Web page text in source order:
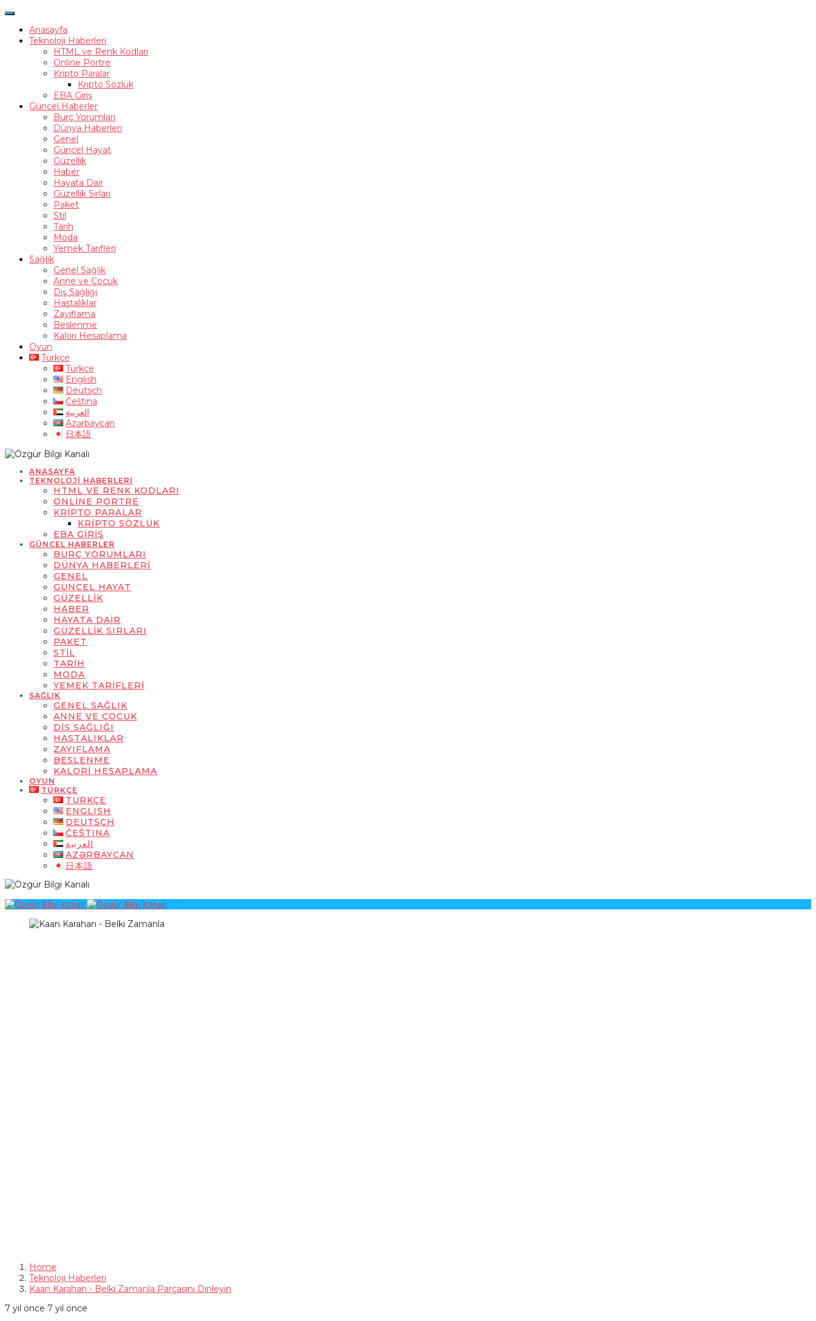
Anasayfa
Teknoloji Haberleri
HTML ve Renk Kodları
Online Portre
Kripto Paralar
Kripto Sözlük
EBA Giriş
Güncel Haberler
Burç Yorumları
Dünya Haberleri
Genel
Güncel Hayat
Güzellik
Haber
Hayata Dair
Güzellik Sırları
Paket
Stil
Tarih
Moda
Yemek Tarifleri
Sağlık
Genel Sağlık
Anne ve Çocuk
Diş Sağlığı
Hastalıklar
Zayıflama
Beslenme
Kalori Hesaplama
Oyun
Türkçe
Türkçe
English
Deutsch
Čeština
العربية
Azərbaycan
日本語
ANASAYFA
TEKNOLOJI HABERLERI
HTML VE RENK KODLARI
ONLINE PORTRE
KRIPTO PARALAR
KRIPTO SÖZLÜK
EBA GIRIŞ
GÜNCEL HABERLER
BURÇ YORUMLARI
DÜNYA HABERLERI
GENEL
GÜNCEL HAYAT
GÜZELLIK
HABER
HAYATA DAIR
GÜZELLIK SIRLARI
PAKET
STIL
TARIH
MODA
YEMEK TARIFLERI
SAĞLIK
GENEL SAĞLIK
ANNE VE ÇOCUK
DIŞ SAĞLIĞI
HASTALIKLAR
ZAYIFLAMA
BESLENME
KALORI HESAPLAMA
OYUN
TÜRKÇE
TÜRKÇE
ENGLISH
DEUTSCH
ČEŠTINA
العربية
AZƏRBAYCAN
日本語
Home
Teknoloji Haberleri
Kaan Karahan - Belki Zamanla Parçasını Dinleyin
7 yıl önce 7 yıl önce